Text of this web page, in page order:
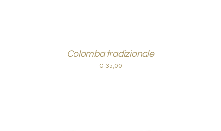
Colomba tradizionale
€ 35,00